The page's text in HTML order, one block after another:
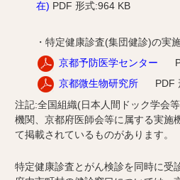
在) PDF 形式:964 KB
・特定健康診査(集団健診)の
京都予防医学センター
京都微生物研究所
PDF
注記:全国組織(日本人間ドック学会
機関、京都府医師会等に属する実施
て掲載されているものがあります。
特定健康診査とがん検診を同時に受